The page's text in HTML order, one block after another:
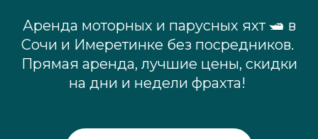
Аренда моторных и парусных яхт 🛥 в
Сочи и Имеретинке без посредников.
Прямая аренда, лучшие цены, скидки
на дни и недели фрахта!